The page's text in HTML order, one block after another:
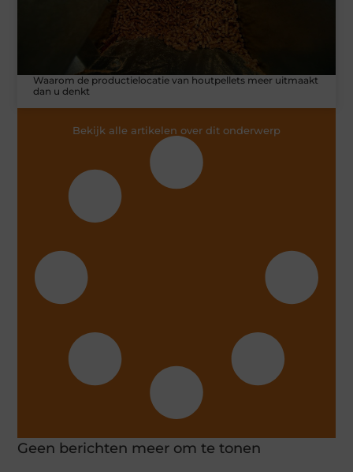
Waarom de productielocatie van houtpellets meer uitmaakt
dan u denkt
Bekijk alle artikelen over dit onderwerp
Geen berichten meer om te tonen